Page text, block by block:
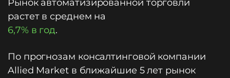
Рынок автоматизированной торговли
растет в среднем на
6,7% в год.
По прогнозам консалтинговой компании
Allied Market в ближайшие 5 лет рынок